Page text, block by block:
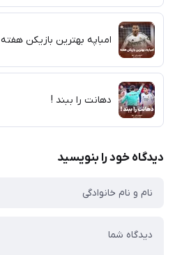
امباپه بهترین بازیکن هفته
دهانت را ببند !
دیدگاه خود را بنویسید